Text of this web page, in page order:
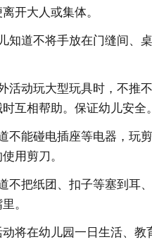
开大人或集体。
知道不将手放在门缝间、
活动玩大型玩具时，不推
互相帮助。保证幼儿安全。
不能碰电插座等电器，玩
用剪刀。
不把纸团、扣子等塞到耳
。
动将在幼儿园一日生活、教